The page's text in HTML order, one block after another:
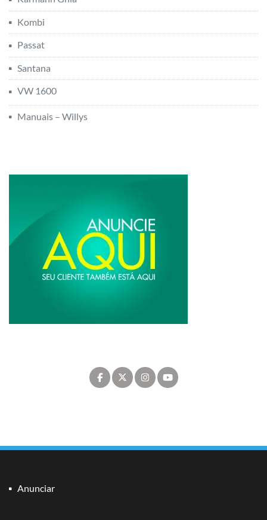
Kombi
Passat
Santana
VW 1600
Manuais – Willys
Anunciar